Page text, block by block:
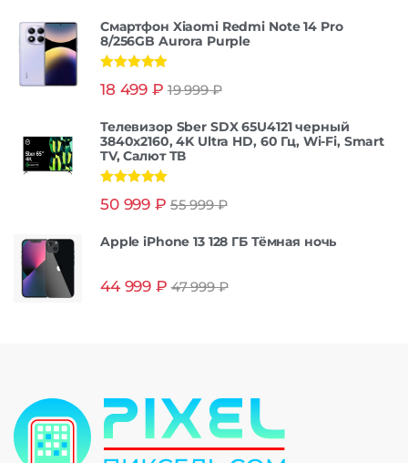
Смартфон Xiaomi Redmi Note 14 Pro
8/256GB Aurora Purple
из 5
18 499 ₽ 19 999₽
Телевизор Sber SDX 65U4121 черный
3840x2160, 4K Ultra HD, 60 Гц, Wi-Fi, Smart
TV, Салют ТВ
из 5
50 999 ₽ 55 999₽
Apple iPhone 13 128 ГБ Тёмная ночь
44 999 ₽ 47 999₽